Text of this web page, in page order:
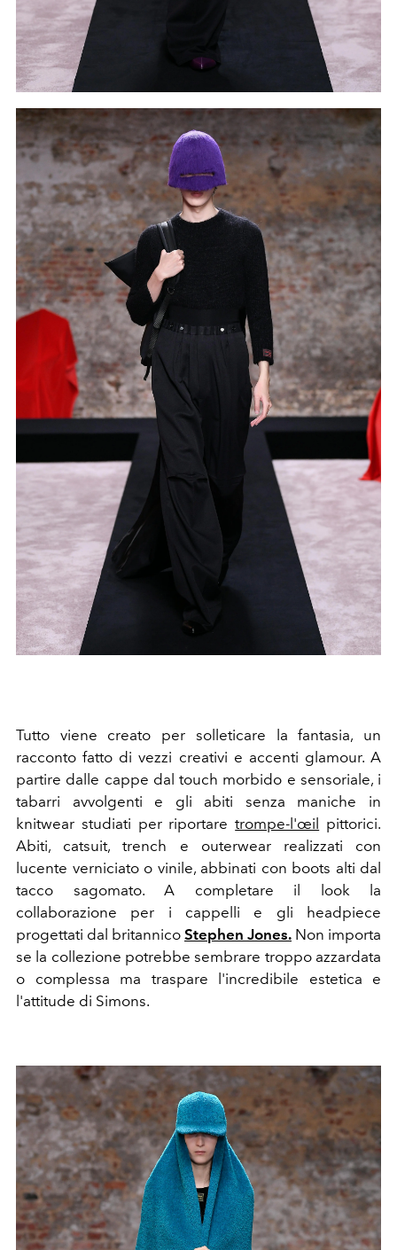
Tutto viene creato per solleticare la fantasia, un
racconto fatto di vezzi creativi e accenti glamour. A
partire dalle cappe dal touch morbido e sensoriale, i
tabarri avvolgenti e gli abiti senza maniche in
knitwear studiati per riportaretrompe-l'œil pittorici.
Abiti, catsuit, trench e outerwear realizzati con
lucente verniciato o vinile, abbinati con boots alti dal
tacco sagomato. A completare il look la
collaborazione per i cappelli e gli headpiece
progettati dal britannico Stephen Jones. Non importa
se la collezione potrebbe sembrare troppo azzardata
o complessa ma traspare l'incredibile estetica e
l'attitude di Simons.